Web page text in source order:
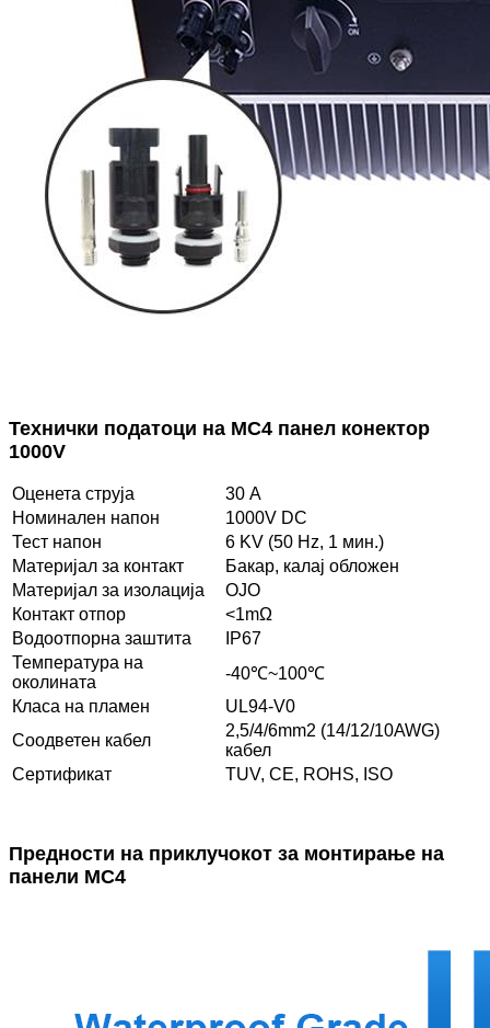
Технички податоци на MC4 панел конектор
1000V
Оценета струја
30 А
Номинален напон
1000V DC
Тест напон
6 KV (50 Hz, 1 мин.)
Материјал за контакт
Бакар, калај обложен
Материјал за изолација
ОЈО
Контакт отпор
<1mΩ
Водоотпорна заштита
IP67
Температура на
околината
-40℃~100℃
Класа на пламен
UL94-V0
Соодветен кабел
2,5/4/6mm2 (14/12/10AWG)
кабел
Сертификат
TUV, CE, ROHS, ISO
Предности на приклучокот за монтирање на
панели MC4